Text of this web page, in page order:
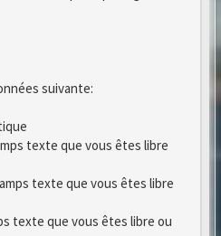
suivante:
texte que vous êtes libre
texte que vous êtes libre
texte que vous êtes libre ou